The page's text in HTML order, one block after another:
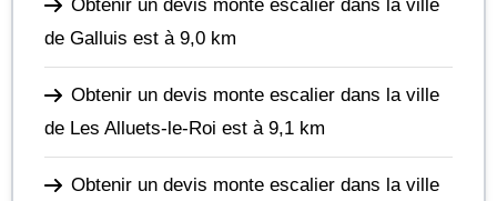
Obtenir un devis monte escalier dans la ville
de Galluis est à 9,0 km
Obtenir un devis monte escalier dans la ville
de Les Alluets-le-Roi est à 9,1 km
Obtenir un devis monte escalier dans la ville